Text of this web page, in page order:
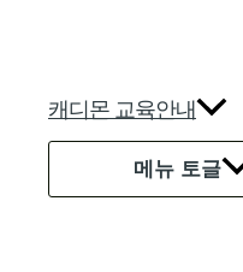
캐디몬 교육안내
메뉴 토글